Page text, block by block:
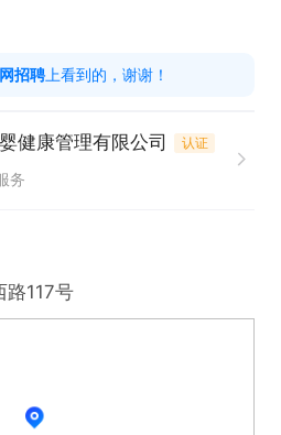
制定与落实，包括产后康复
作，涵盖喂养、沐浴、抚
、异常情况观察与应急处
招聘 上看到的，谢谢！
健康管理有限公司 认证
务
路117号